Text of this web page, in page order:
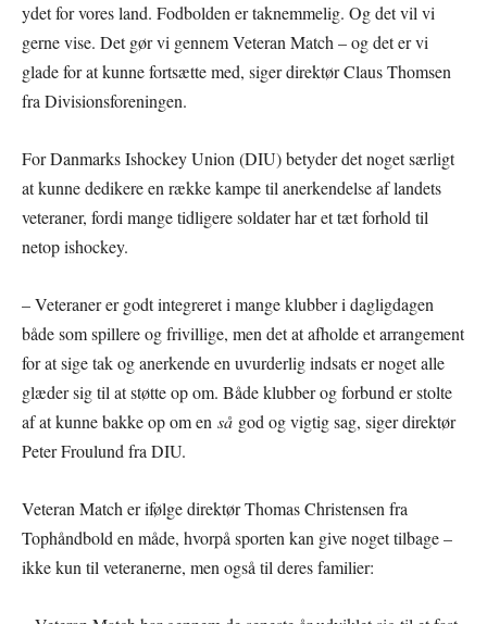
ydet for vores land. Fodbolden er taknemmelig. Og det vil vi
gerne vise. Det gør vi gennem Veteran Match – og det er vi
glade for at kunne fortsætte med, siger direktør Claus Thomsen
fra Divisionsforeningen.
For Danmarks Ishockey Union (DIU) betyder det noget særligt
at kunne dedikere en række kampe til anerkendelse af landets
veteraner, fordi mange tidligere soldater har et tæt forhold til
netop ishockey.
– Veteraner er godt integreret i mange klubber i dagligdagen
både som spillere og frivillige, men det at afholde et arrangement
for at sige tak og anerkende en uvurderlig indsats er noget alle
glæder sig til at støtte op om. Både klubber og forbund er stolte
af at kunne bakke op om en så god og vigtig sag, siger direktør
Peter Froulund fra DIU.
Veteran Match er ifølge direktør Thomas Christensen fra
Tophåndbold en måde, hvorpå sporten kan give noget tilbage –
ikke kun til veteranerne, men også til deres familier: